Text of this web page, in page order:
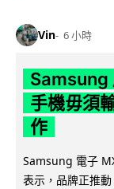
Vin 6 小時
Samsung
手機毋須
作
Samsung 電子
表示，品牌正推